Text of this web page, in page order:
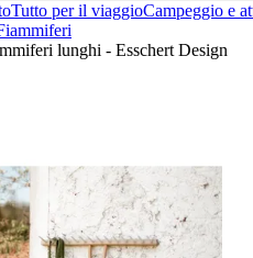
Tutto per il viaggioCampeggio e